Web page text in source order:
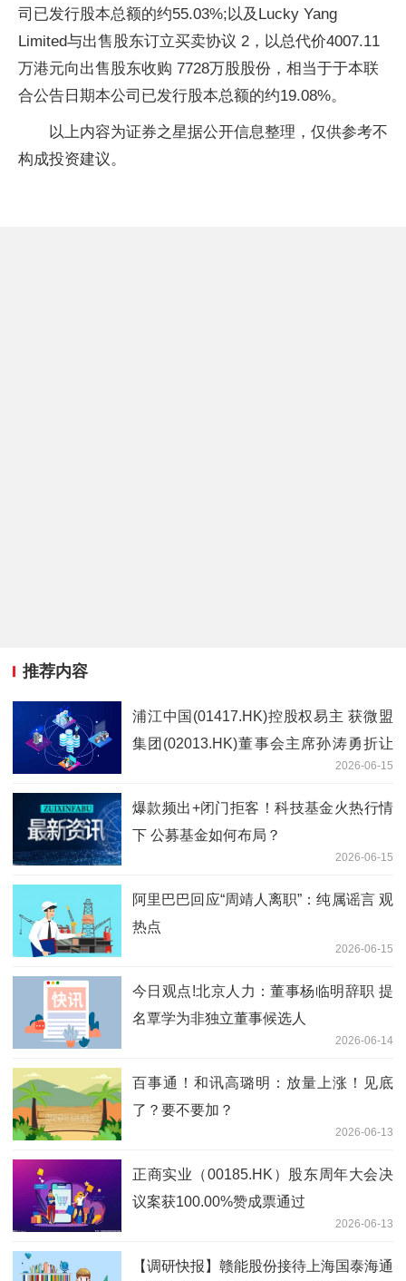
司已发行股本总额的约55.03%;以及Lucky Yang
Limited与出售股东订立买卖协议 2，以总代价4007.11
万港元向出售股东收购 7728万股股份，相当于于本联
合公告日期本公司已发行股本总额的约19.08%。
以上内容为证券之星据公开信息整理，仅供参考不
构成投资建议。
推荐内容
浦江中国(01417.HK)控股权易主 获微盟
集团(02013.HK)董事会主席孙涛勇折让
2026-06-15
爆款频出+闭门拒客！科技基金火热行情
下 公募基金如何布局？
2026-06-15
阿里巴巴回应“周靖人离职”：纯属谣言 观
热点
2026-06-15
今日观点!北京人力：董事杨临明辞职 提
名覃学为非独立董事候选人
2026-06-14
百事通！和讯高璐明：放量上涨！见底
了？要不要加？
2026-06-13
正商实业（00185.HK）股东周年大会决
议案获100.00%赞成票通过
2026-06-13
【调研快报】赣能股份接待上海国泰海通